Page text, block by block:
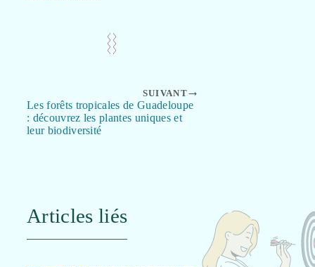
SUIVANT
Les forêts tropicales de Guadeloupe
: découvrez les plantes uniques et
leur biodiversité
Articles liés